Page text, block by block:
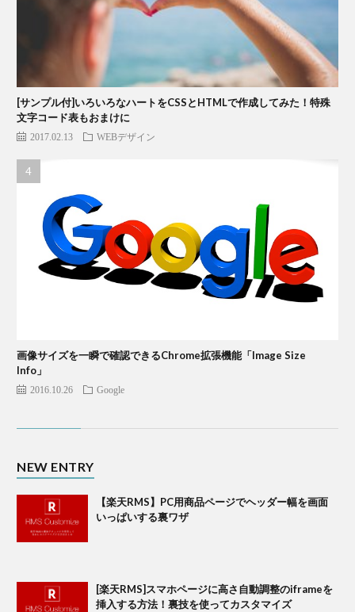
[サンプル付]いろいろなハートをCSSとHTMLで作成してみた！特殊
文字コード表もおまけに
2017.02.13 WEBデザイン
画像サイズを一瞬で確認できるChrome拡張機能「Image Size
Info」
2016.10.26 Google
NEW ENTRY
【楽天RMS】PC用商品ページでヘッダー幅を画面
いっぱいする裏ワザ
[楽天RMS]スマホページに高さ自動調整のiframeを
挿入する方法！裏技を使ってカスタマイズ